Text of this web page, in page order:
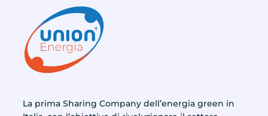
La prima Sharing Company dell’energia green in